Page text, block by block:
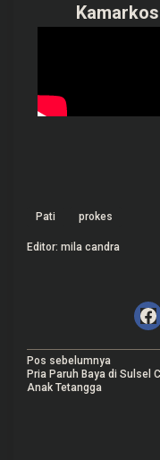
Kamarkos
Pati prokes
Editor: mila candra
N
a
Pos sebelumnya
Pria Paruh Baya di Sulsel
Anak Tetangga